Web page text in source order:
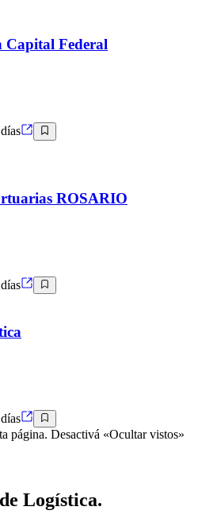
Capital Federal
ROSARIO
página. Desactivá «Ocultar vistos»
Logística.